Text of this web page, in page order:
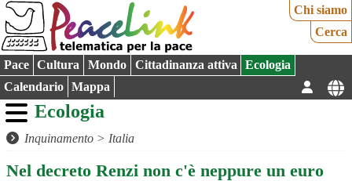
Chi siamo
Cerca
Pace Cultura Mondo Cittadinanza attiva
Ecologia
Calendario
Mappa
Ecologia
Inquinamento > Italia
Nel decreto Renzi non c'è neppure un euro